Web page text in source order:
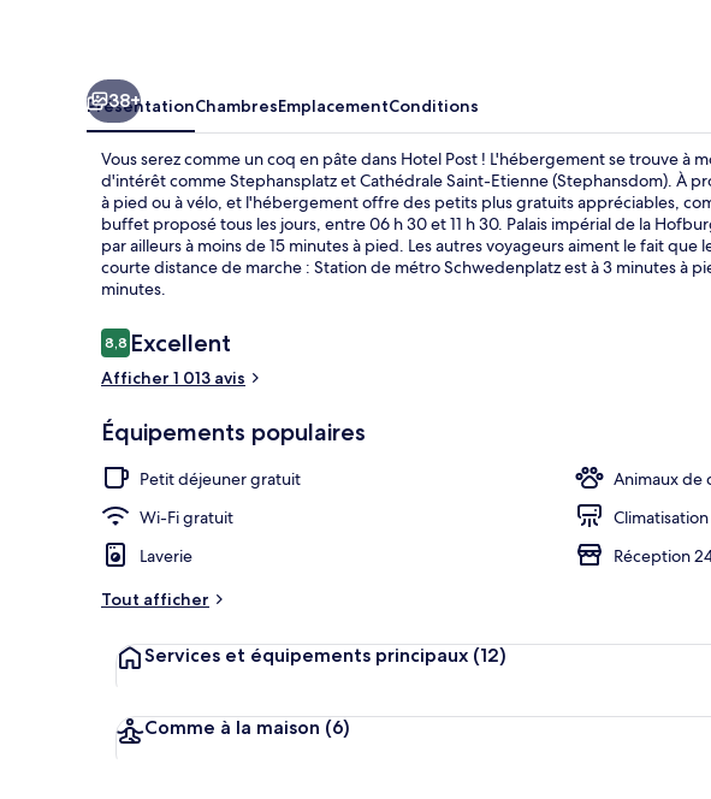
38+
PrésentationChambresEmplacementConditions
Vous serez comme un coq en pâte dans Hotel Post ! L'hébergement se trouve à
d'intérêt comme Stephansplatz et Cathédrale Saint-Etienne (Stephansdom). À
à pied ou à vélo, et l'hébergement offre des petits plus gratuits appréciables,
buffet proposé tous les jours, entre 06 h 30 et 11 h 30. Palais impérial de la
par ailleurs à moins de 15 minutes à pied. Les autres voyageurs aiment le fait
courte distance de marche : Station de métro Schwedenplatz est à 3 minutes à
minutes.
Avis
voyageurs
8,88,8 sur 10
Excellent
Afficher 1 013 avis
Équipements populaires
Petit déjeuner gratuit
Animaux de
Wi-Fi gratuit
Climatisation
Laverie
Réception
Tout afficher
Services et équipements principaux (12)
Comme à la maison (6)